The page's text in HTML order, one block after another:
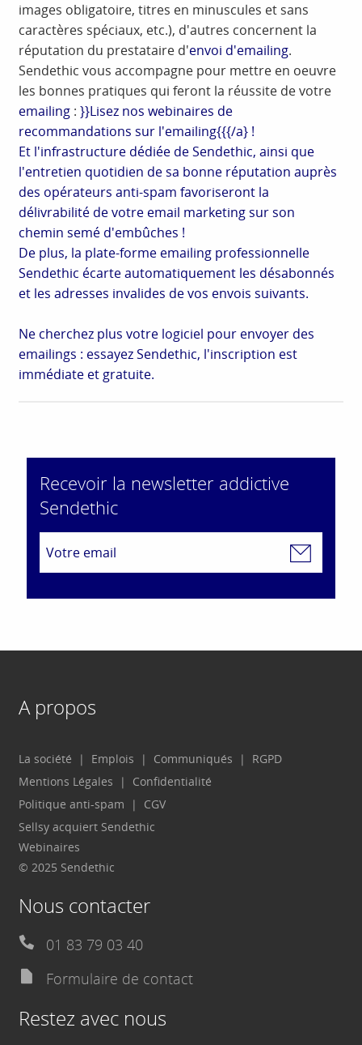
images obligatoire, titres en minuscules et sans
caractères spéciaux, etc.), d'autres concernent la
réputation du prestataire d'envoi d'emailing.
Sendethic vous accompagne pour mettre en oeuvre
les bonnes pratiques qui feront la réussite de votre
emailing :}}Lisez nos webinaires de
recommandations sur l'emailing{{{/a} !
Et l'infrastructure dédiée de Sendethic, ainsi que
l'entretien quotidien de sa bonne réputation auprès
des opérateurs anti-spam favoriseront la
délivrabilité de votre email marketing sur son
chemin semé d'embûches !
De plus, la plate-forme emailing professionnelle
Sendethic écarte automatiquement les désabonnés
et les adresses invalides de vos envois suivants.
Ne cherchez plus votre logiciel pour envoyer des
emailings : essayez Sendethic, l'inscription est
immédiate et gratuite.
Recevoir la newsletter addictive
Sendethic
A propos
La société Emplois Communiqués
RGPD
Mentions Légales
Confidentialité
Politique anti-spam
CGV
Sellsy acquiert Sendethic
Webinaires
© 2025 Sendethic
Nous contacter
01 83 79 03 40
Formulaire de contact
Restez avec nous